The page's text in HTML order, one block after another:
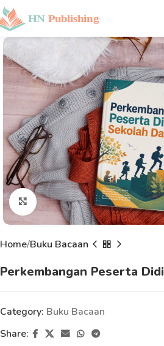
Click to enlarge
Home Buku Bacaan
Perkembangan Peserta
Category: Buku Bacaan
Share: